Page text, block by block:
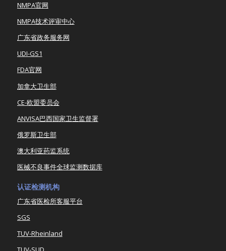
NMPA官网
NMPA技术评审中心
广东省政务服务网
UDI-GS1
FDA官网
加拿大卫生部
CE-欧盟委员会
ANVISA巴西国家卫生监督署
俄罗斯卫生部
澳大利亚药监系统
医械不良事件全球监测数据库
认证检测机构
广东省医检所客服平台
SGS
TUV-Rheinland